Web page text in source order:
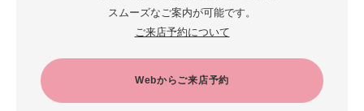
スムーズなご案内が可能です。
ご来店予約について
Webからご来店予約